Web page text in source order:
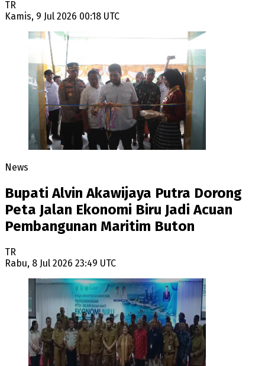
TR
Kamis, 9 Jul 2026 00:18 UTC
News
Bupati Alvin Akawijaya Putra Dorong
Peta Jalan Ekonomi Biru Jadi Acuan
Pembangunan Maritim Buton
TR
Rabu, 8 Jul 2026 23:49 UTC